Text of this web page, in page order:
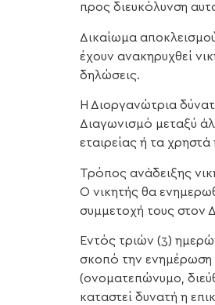
προς διευκόλυνση
Δικαίωμα
έχουν ανακηρυχθεί
δηλώσεις.
Η Διοργανώτρια
Διαγωνισμό μεταξύ
εταιρείας ή τα χρηστά
Τρόπος ανάδειξης
Ο νικητής θα
συμμετοχή τους στον
Εντός τριών (3)
σκοπό την ενημέρωση
(ονοματεπώνυμο,
καταστεί δυνατή η